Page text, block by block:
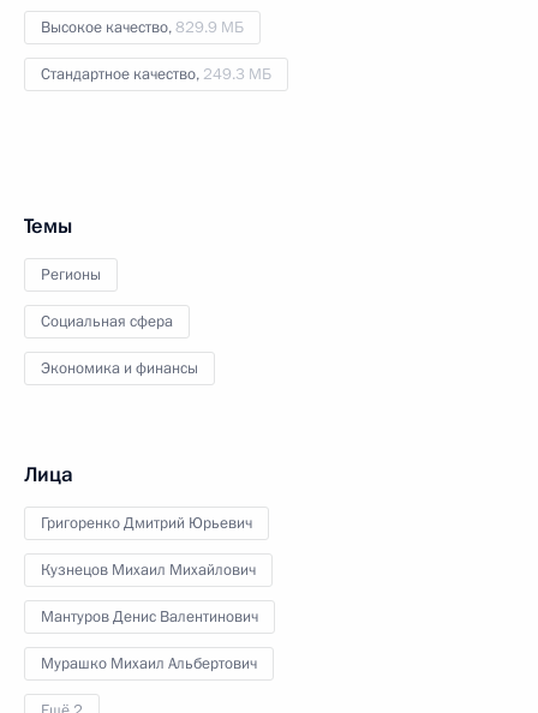
Высокое качество,829.9 МБ
Стандартное качество, 249.3 МБ
Темы
Регионы
Социальная сфера
Экономика и финансы
Лица
Григоренко Дмитрий Юрьевич
Кузнецов Михаил Михайлович
Мантуров Денис Валентинович
Мурашко Михаил Альбертович